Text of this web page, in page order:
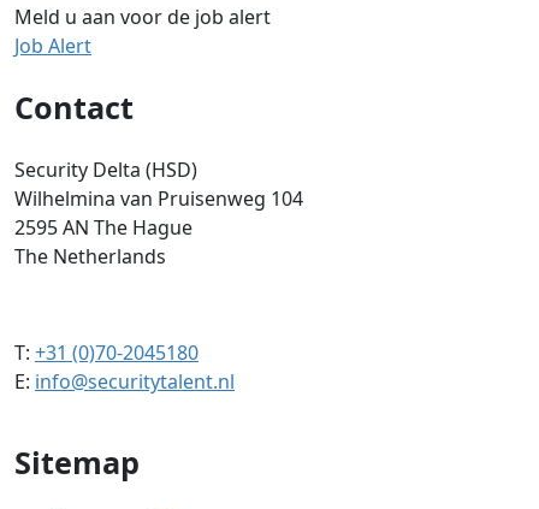
Meld u aan voor de job alert
Job Alert
Contact
Security Delta (HSD)
Wilhelmina van Pruisenweg 104
2595 AN The Hague
The Netherlands
T: +31 (0)70-2045180
E: info@securitytalent.nl
Sitemap